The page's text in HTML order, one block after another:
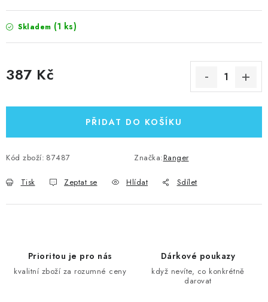
Skladem (1 ks)
387 Kč
PŘIDAT DO KOŠÍKU
Kód zboží: 87487 Značka:Ranger
Tisk Zeptat se Hlídat Sdílet
Prioritou je pro nás
kvalitní zboží za rozumné ceny
Dárkové poukazy
když nevíte, co konkrétně
darovat